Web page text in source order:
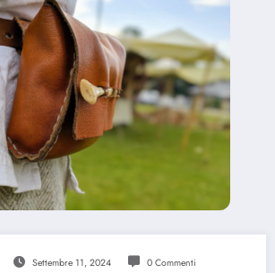
Settembre 11, 2024 0 Commenti